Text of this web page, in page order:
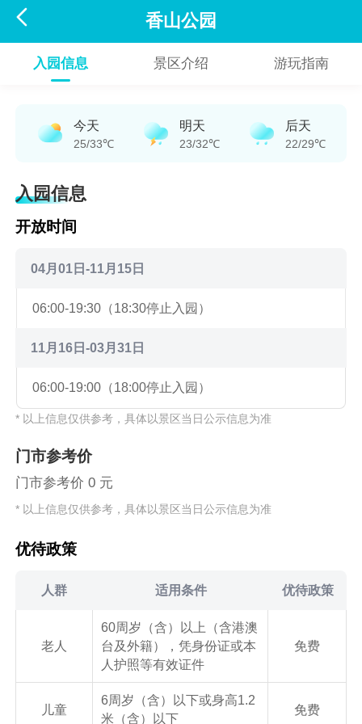
 香山公园
入园信息 景区介绍 游玩指南
今天
25/33℃
明天
23/32℃
后天
22/29℃
入园信息
开放时间
04月01日-11月15日
06:00-19:30（18:30停止入园）
11月16日-03月31日
06:00-19:00（18:00停止入园）
* 以上信息仅供参考，具体以景区当日公示信息为准
门市参考价
门市参考价 0 元
* 以上信息仅供参考，具体以景区当日公示信息为准
优待政策
人群 适用条件 优待政策
老人
60周岁（含）以上（含港澳
台及外籍），凭身份证或本
人护照等有效证件
免费
儿童
6周岁（含）以下或身高1.2
米（含）以下
免费